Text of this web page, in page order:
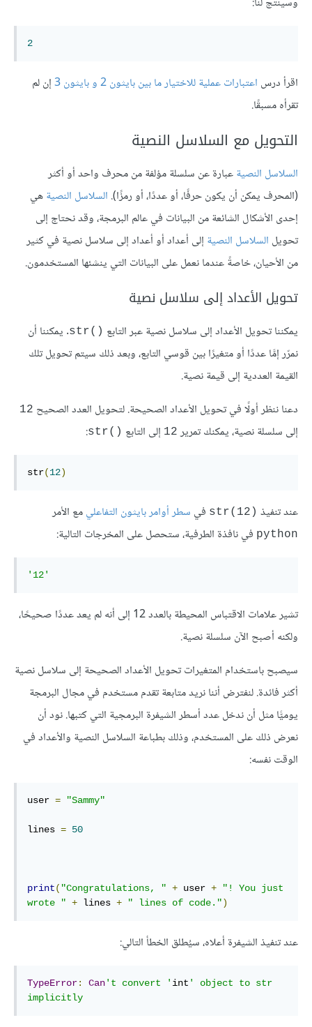
2
اقرأ درس اعتبارات عملية للاختيار ما بين بايثون 2 و بايثون 3
إن لم
تقرأه مسبقًا.
التحويل مع السلاسل النصية
السلاسل النصيةعبارة عن سلسلة مؤلفة من محرف واحد أو أكثر
(المحرف يمكن أن يكون حرفًا، أو عددًا، أو رمزًا). السلاسل النصيةهي
إحدى الأشكال الشائعة من البيانات في عالم البرمجة، وقد نحتاج إلى
تحويل السلاسل النصية إلى أعداد أو أعداد إلى سلاسل نصية في كثير
من الأحيان، خاصةً عندما نعمل على البيانات التي ينشئها المستخدمون.
تحويل الأعداد إلى سلاسل نصية
يمكننا تحويل الأعداد إلى سلاسل نصية عبر التابع str()‎. يمكننا أن
نمرّر إمَّا عددًا أو متغيرًا بين قوسي التابع، وبعد ذلك سيتم تحويل تلك
القيمة العددية إلى قيمة نصية.
دعنا ننظر أولًا في تحويل الأعداد الصحيحة. لتحويل العدد الصحيح 12
إلى سلسلة نصية، يمكنك تمرير 12 إلى التابع str()
str(12)
عند تنفيذ str(12) سطر أوامر بايثون التفاعليمع الأمر
python في نافذة الطرفية، ستحصل على المخرجات التالية:
'12'
تشير علامات الاقتباس المحيطة بالعدد 12 إلى أنه لم يعد عددًا صحيحًا،
ولكنه أصبح الآن سلسلة نصية.
سيصبح باستخدام المتغيرات تحويل الأعداد الصحيحة إلى سلاسل نصية
أكثر فائدة. لنفترض أننا نريد متابعة تقدم مستخدم في مجال البرمجة
يوميًّا مثل أن ندخل عدد أسطر الشيفرة البرمجية التي كتبها. نود أن
نعرض ذلك على المستخدم، وذلك بطباعة السلاسل النصية والأعداد في
الوقت نفسه:
user = "Sammy"
lines = 50
print( "Congratulations, " + user +
"! You just
wrote " + lines + " lines of code.")
عند تنفيذ الشيفرة أعلاه، سيُطلق الخطأ التالي:
TypeError: Can't convert ' int ' object to str
implicitly